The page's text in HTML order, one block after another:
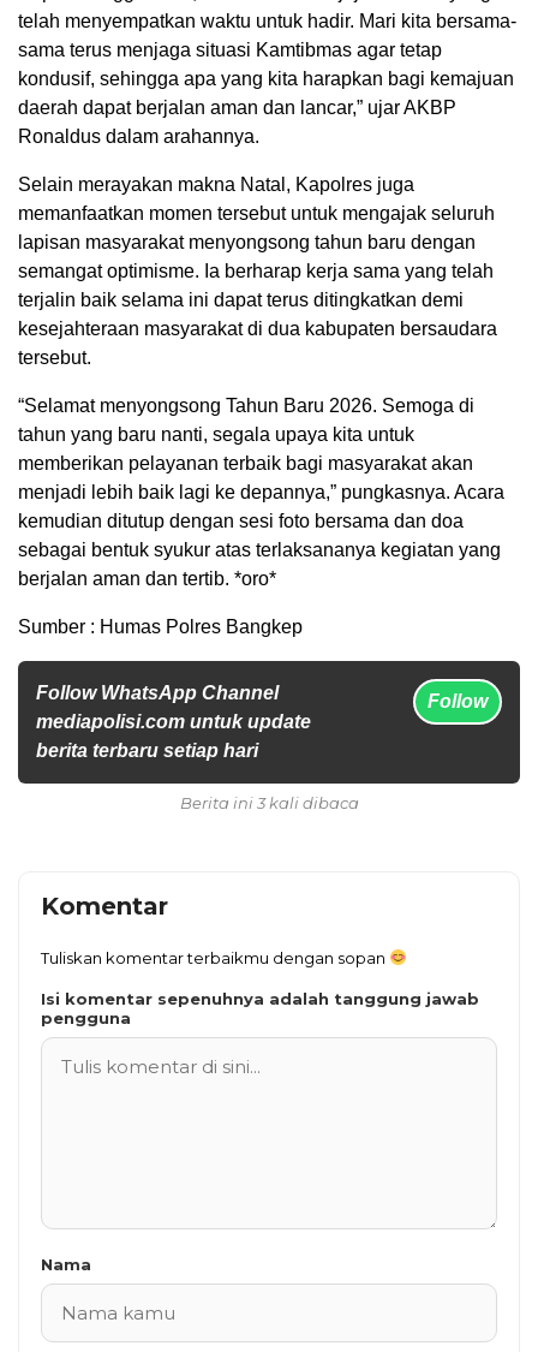
telah menyempatkan waktu untuk hadir. Mari kita bersama-
sama terus menjaga situasi Kamtibmas agar tetap
kondusif, sehingga apa yang kita harapkan bagi kemajuan
daerah dapat berjalan aman dan lancar,” ujar AKBP
Ronaldus dalam arahannya.
Selain merayakan makna Natal, Kapolres juga
memanfaatkan momen tersebut untuk mengajak seluruh
lapisan masyarakat menyongsong tahun baru dengan
semangat optimisme. Ia berharap kerja sama yang telah
terjalin baik selama ini dapat terus ditingkatkan demi
kesejahteraan masyarakat di dua kabupaten bersaudara
tersebut.
“Selamat menyongsong Tahun Baru 2026. Semoga di
tahun yang baru nanti, segala upaya kita untuk
memberikan pelayanan terbaik bagi masyarakat akan
menjadi lebih baik lagi ke depannya,” pungkasnya. Acara
kemudian ditutup dengan sesi foto bersama dan doa
sebagai bentuk syukur atas terlaksananya kegiatan yang
berjalan aman dan tertib. *oro*
Sumber : Humas Polres Bangkep
Follow WhatsApp Channel
mediapolisi.com untuk update
berita terbaru setiap hari
Follow
Berita ini 3 kali dibaca
Komentar
Tuliskan komentar terbaikmu dengan sopan
Isi komentar sepenuhnya adalah tanggung jawab
pengguna
Nama